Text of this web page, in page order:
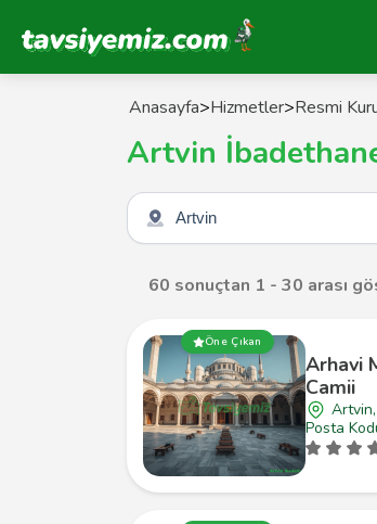
Tavsiyemiz Anasayfa
Anasayfa>Hizmetler>Resmi
Artvin
Şehir seçin
60 sonuçtan 1 - 30 arası
Öne Çıkan
Arhavi
Camii
Posta